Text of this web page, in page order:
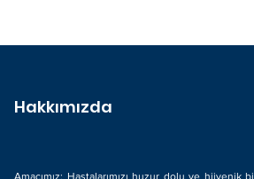
Hakkımızda
Amacımız: Hastalarımızı huzur dolu ve hijyenik